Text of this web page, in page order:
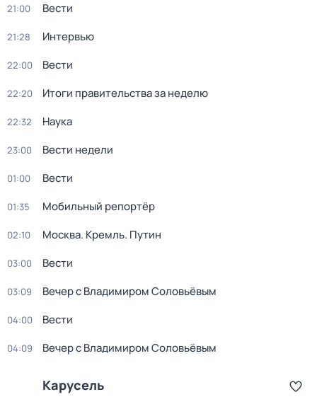
21:00 Вести
21:28 Интервью
22:00 Вести
22:20 Итоги правительства за неделю
22:32 Наука
23:00 Вести недели
01:00 Вести
01:35 Мобильный репортёр
02:10 Москва. Кремль. Путин
03:00 Вести
03:09 Вечер с Владимиром Соловьёвым
04:00 Вести
04:09 Вечер с Владимиром Соловьёвым
Карусель